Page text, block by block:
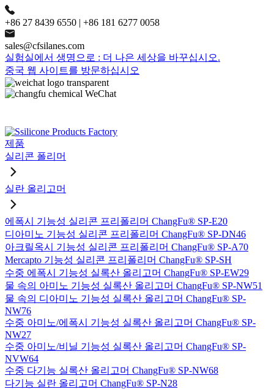
+86 27 8439 6550 | +86 181 6277 0058
sales@cfsilanes.com
실험실에서 생명으로 : 더 나은 세상을 바꾸십시오.
중국 웹 사이트를 방문하십시오
제품
실리콘 폴리머
실란 올리고머
에폭시 기능성 실리콘 프리폴리머 ChangFu® SP-E20
디아미노 기능성 실리콘 프리폴리머 ChangFu® SP-DN46
아크릴옥시 기능성 실리콘 프리폴리머 ChangFu® SP-A70
Mercapto 기능성 실리콘 프리폴리머 ChangFu® SP-SH
수중 에폭시 기능성 실록산 올리고머 ChangFu® SP-EW29
물 속의 아미노 기능성 실록산 올리고머 ChangFu® SP-NW51
물 속의 디아미노 기능성 실록산 올리고머 ChangFu® SP-
NW76
수중 아미노/에폭시 기능성 실록산 올리고머 ChangFu® SP-
NW27
수중 아미노/비닐 기능성 실록산 올리고머 ChangFu® SP-
NVW64
수중 다기능 실록산 올리고머 ChangFu® SP-NW68
다기능 실란 올리고머 ChangFu® SP-N28